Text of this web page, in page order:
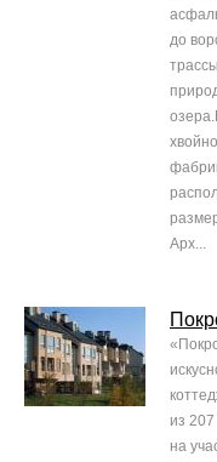
до
Арх...
из
на